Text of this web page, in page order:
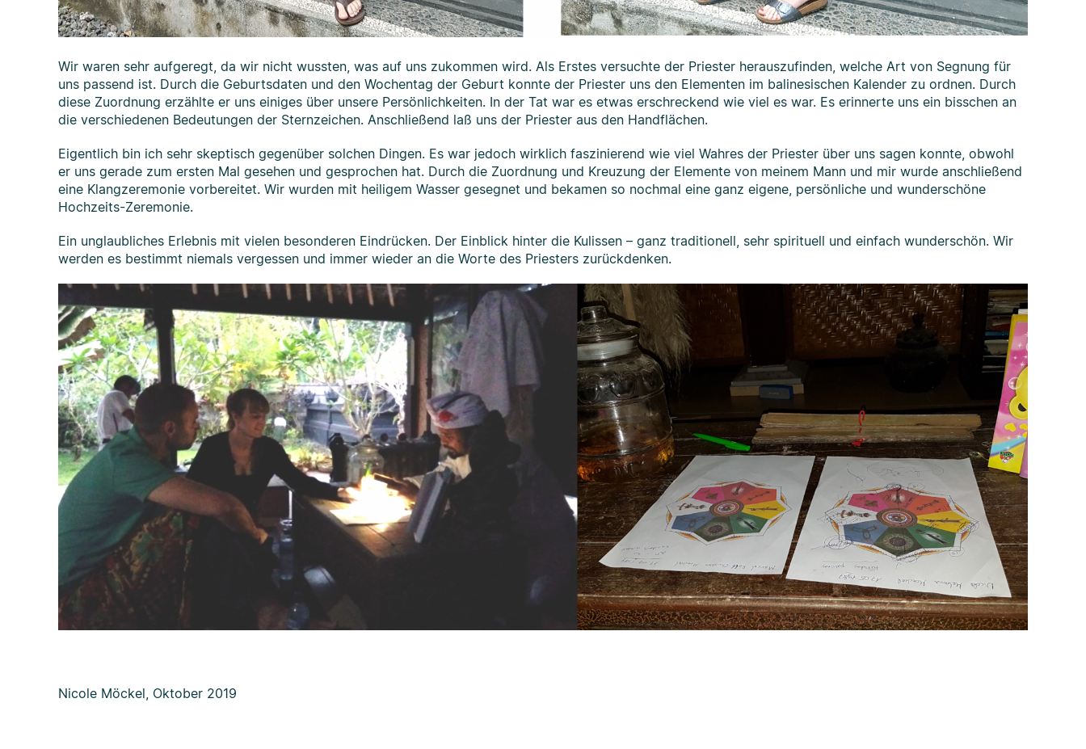
Wir waren sehr aufgeregt, da wir nicht wussten, was auf uns zukommen wird. Als Erstes versuchte der Priester herauszufinden, welche Art von Segnung für
uns passend ist. Durch die Geburtsdaten und den Wochentag der Geburt konnte der Priester uns den Elementen im balinesischen Kalender zu ordnen. Durch
diese Zuordnung erzählte er uns einiges über unsere Persönlichkeiten. In der Tat war es etwas erschreckend wie viel es war. Es erinnerte uns ein bisschen an
die verschiedenen Bedeutungen der Sternzeichen. Anschließend laß uns der Priester aus den Handflächen.
Eigentlich bin ich sehr skeptisch gegenüber solchen Dingen. Es war jedoch wirklich faszinierend wie viel Wahres der Priester über uns sagen konnte, obwohl
er uns gerade zum ersten Mal gesehen und gesprochen hat. Durch die Zuordnung und Kreuzung der Elemente von meinem Mann und mir wurde anschließend
eine Klangzeremonie vorbereitet. Wir wurden mit heiligem Wasser gesegnet und bekamen so nochmal eine ganz eigene, persönliche und wunderschöne
Hochzeits-Zeremonie.
Ein unglaubliches Erlebnis mit vielen besonderen Eindrücken. Der Einblick hinter die Kulissen – ganz traditionell, sehr spirituell und einfach wunderschön. Wir
werden es bestimmt niemals vergessen und immer wieder an die Worte des Priesters zurückdenken.
Nicole Möckel, Oktober 2019